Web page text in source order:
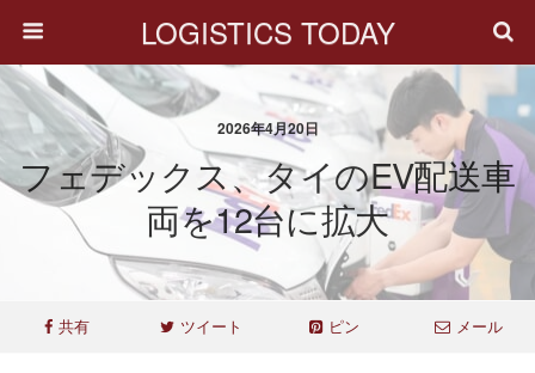
LOGISTICS TODAY
2026年4月20日
フェデックス、タイのEV配送車
両を12台に拡大
共有 ツイート ピン メール